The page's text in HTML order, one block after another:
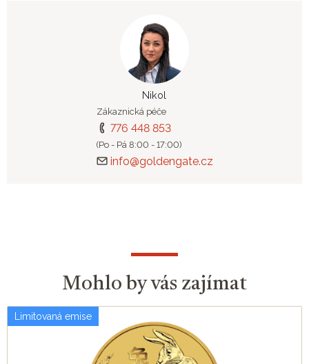
Nikol
Zákaznická péče
776 448 853
(Po - Pá 8:00 - 17:00)
info@goldengate.cz
Mohlo by vás zajímat
Limitovaná emise